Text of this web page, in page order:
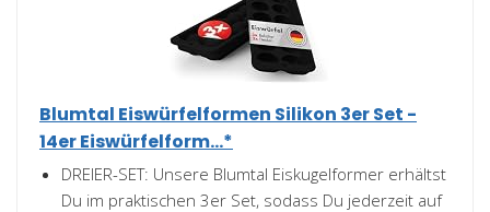
Blumtal Eiswürfelformen Silikon 3er Set -
14er Eiswürfelform...*
DREIER-SET: Unsere Blumtal Eiskugelformer erhältst
Du im praktischen 3er Set, sodass Du jederzeit auf